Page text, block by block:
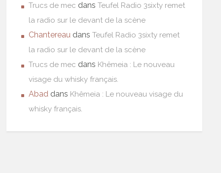
Trucs de mec dansTeufel Radio 3sixty remet
la radio sur le devant de la scène
Chantereau dansTeufel Radio 3sixty remet
la radio sur le devant de la scène
Trucs de mec dans Khêmeia : Le nouveau
visage du whisky français.
Abad dans Khêmeia : Le nouveau visage du
whisky français.